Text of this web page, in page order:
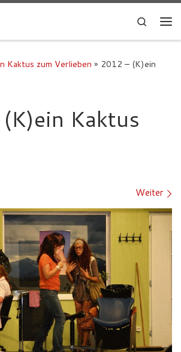
Search
Kaktus zum Verlieben » 2012 – (K)ein
Kaktus
Weiter